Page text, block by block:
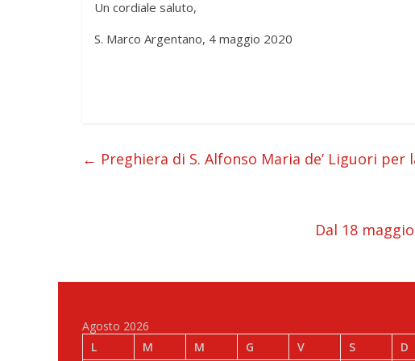
Un cordiale saluto,
S. Marco Argentano, 4 maggio 2020
← Preghiera di S. Alfonso Maria de’ Liguori
Dal 18
Agosto 2026
L
M M G V S D